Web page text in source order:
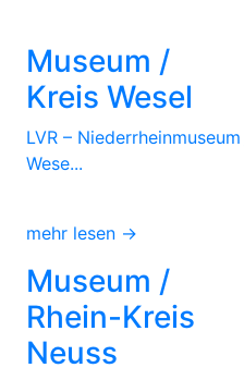
Museum /
Kreis Wesel
LVR – Niederrheinmuseum
Wese...
mehr lesen →
Museum /
Rhein-Kreis
Neuss